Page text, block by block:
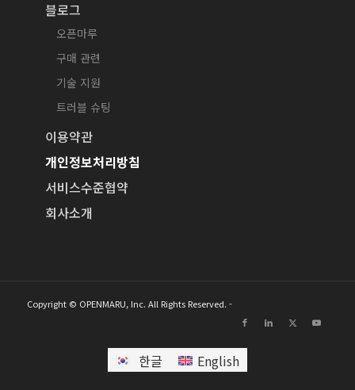
블로그
오픈마루
구매 관련
기술 지원
트러블 슈팅
이용약관
개인정보처리방침
서비스수준협약
회사소개
Copyright © OPENMARU, Inc. All Rights Reserved. -
한글 English